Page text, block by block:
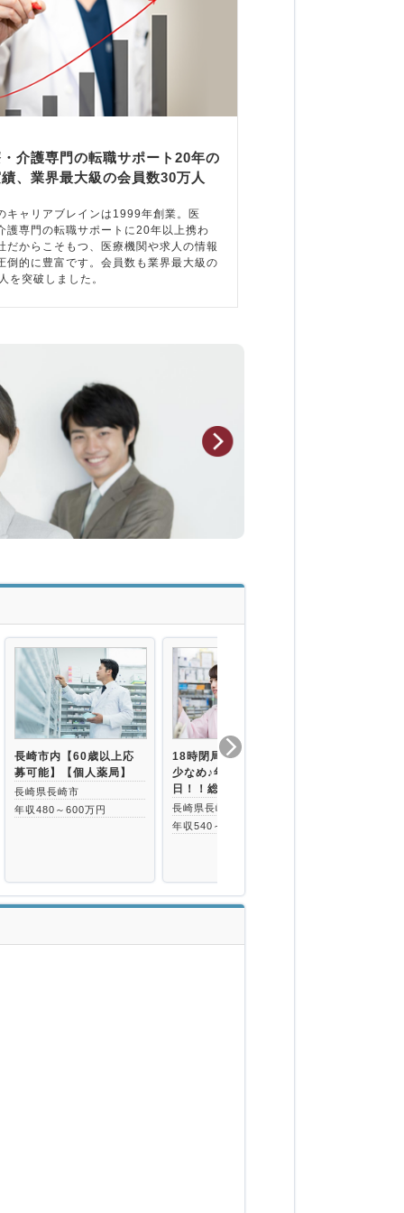
介護専門の転職サポート20年の
、業界最大級の会員数30万人
キャリアブレインは1999年創業。医
護専門の転職サポートに20年以上携わ
だからこそもつ、医療機関や求人の情報
倒的に豊富です。会員数も業界最大級の
を突破しました。
長崎市内【60歳以上応
募可能】【個人薬局】
長崎県長崎市
年収480～600万円
18時閉局の店舗◇残業
少なめ♪年間休日は121
日！！総合科…
長崎県長崎市
年収540～590万円